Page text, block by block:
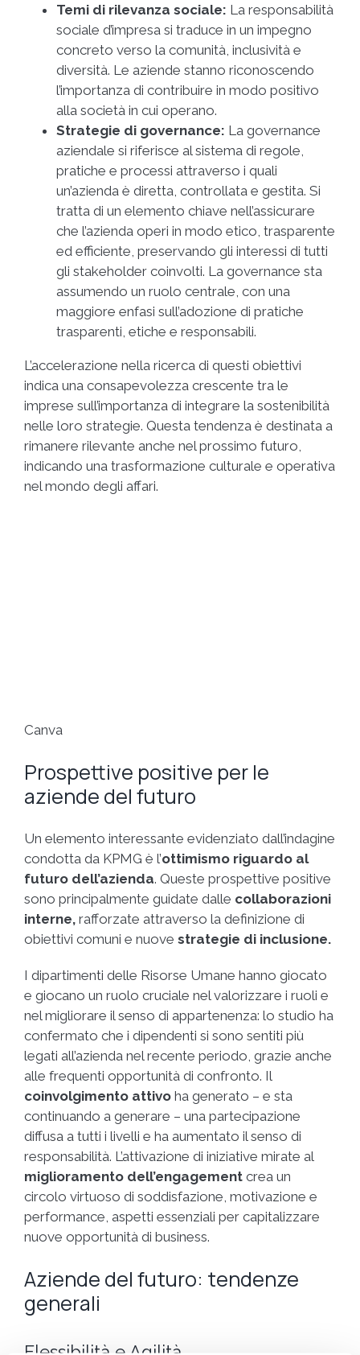
Temi di rilevanza sociale: La responsabilità
sociale d’impresa si traduce in un impegno
concreto verso la comunità, inclusività e
diversità. Le aziende stanno riconoscendo
l’importanza di contribuire in modo positivo
alla società in cui operano.
Strategie di governance: La governance
aziendale si riferisce al sistema di regole,
pratiche e processi attraverso i quali
un’azienda è diretta, controllata e gestita. Si
tratta di un elemento chiave nell’assicurare
che l’azienda operi in modo etico, trasparente
ed efficiente, preservando gli interessi di tutti
gli stakeholder coinvolti. La governance sta
assumendo un ruolo centrale, con una
maggiore enfasi sull’adozione di pratiche
trasparenti, etiche e responsabili.
L’accelerazione nella ricerca di questi obiettivi
indica una consapevolezza crescente tra le
imprese sull’importanza di integrare la sostenibilità
nelle loro strategie. Questa tendenza è destinata a
rimanere rilevante anche nel prossimo futuro,
indicando una trasformazione culturale e operativa
nel mondo degli affari.
Canva
Prospettive positive per le
aziende del futuro
Un elemento interessante evidenziato dall’indagine
condotta da KPMG è l’ottimismo riguardo al
futuro dell’azienda. Queste prospettive positive
sono principalmente guidate dalle collaborazioni
interne, rafforzate attraverso la definizione di
obiettivi comuni e nuove strategie di inclusione.
I dipartimenti delle Risorse Umane hanno giocato
e giocano un ruolo cruciale nel valorizzare i ruoli e
nel migliorare il senso di appartenenza: lo studio ha
confermato che i dipendenti si sono sentiti più
legati all’azienda nel recente periodo, grazie anche
alle frequenti opportunità di confronto. Il
coinvolgimento attivo ha generato – e sta
continuando a generare – una partecipazione
diffusa a tutti i livelli e ha aumentato il senso di
responsabilità. L’attivazione di iniziative mirate al
miglioramento dell’engagement crea un
circolo virtuoso di soddisfazione, motivazione e
performance, aspetti essenziali per capitalizzare
nuove opportunità di business.
Aziende del futuro: tendenze
generali